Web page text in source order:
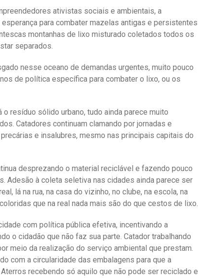
ativistas sociais e ambientais, a
para combater mazelas antigas e persistentes
montanhas de lixo misturado coletados todos os
separados.
nesse oceano de demandas urgentes, muito pouco
de política específica para combater o lixo, ou os
resíduo sólido urbano, tudo ainda parece muito
Catadores continuam clamando por jornadas e
e insalubres, mesmo nas principais capitais do
desprezando o material reciclável e fazendo pouco
Adesão à coleta seletiva nas cidades ainda parece ser
lá na rua, na casa do vizinho, no clube, na escola, na
que na real nada mais são do que cestos de lixo.
com política pública efetiva, incentivando a
o cidadão que não faz sua parte. Catador trabalhando
meio da realização do serviço ambiental que prestam.
com a circularidade das embalagens para que a
recebendo só aquilo que não pode ser reciclado e